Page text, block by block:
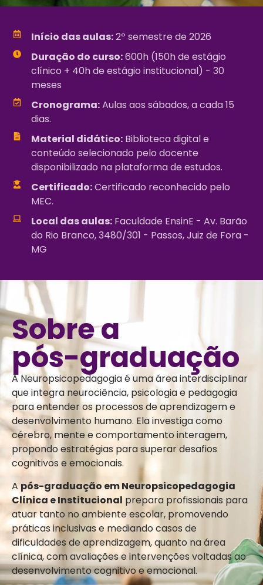
Início das aulas:2º semestre de 2026
Duração do curso:600h (150h de estágio
clínico + 40h de estágio institucional) - 30
meses
Cronograma:Aulas aos sábados, a cada 15
dias.
Material didático:Biblioteca digital e
conteúdo selecionado pelo docente
disponibilizado na plataforma de estudos.
Certificado:Certificado reconhecido pelo
MEC.
Local das aulas:Faculdade EnsinE - Av. Barão
do Rio Branco, 3480/301 - Passos, Juiz de Fora -
MG
Sobre a
pós-graduação
A Neuropsicopedagogia é uma área interdisciplinar
que integra neurociência, psicologia e pedagogia
para entender os processos de aprendizagem e
desenvolvimento humano. Ela investiga como
cérebro, mente e comportamento interagem,
propondo estratégias para superar desafios
cognitivos e emocionais.
Após-graduação em Neuropsicopedagogia
Clínica e Institucional prepara profissionais para
atuar tanto no ambiente escolar, promovendo
práticas inclusivas e mediando casos de
dificuldades de aprendizagem, quanto na área
clínica, com avaliações e intervenções voltadas ao
desenvolvimento cognitivo e emocional.